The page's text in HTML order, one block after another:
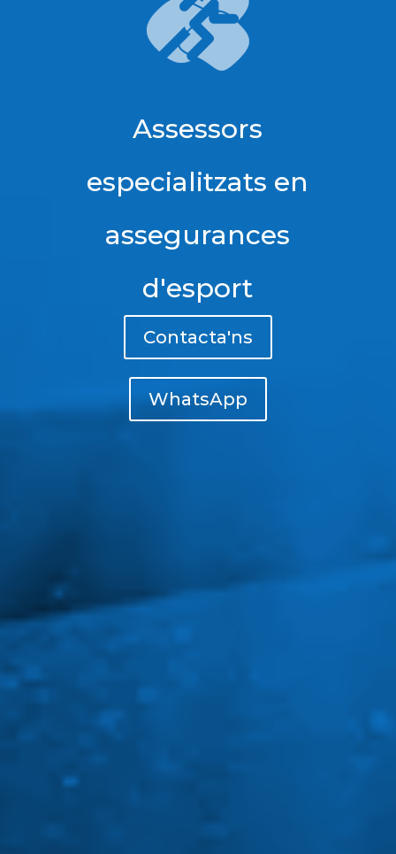
Assessors
especialitzats en
assegurances
d'esport
Contacta'ns
WhatsApp